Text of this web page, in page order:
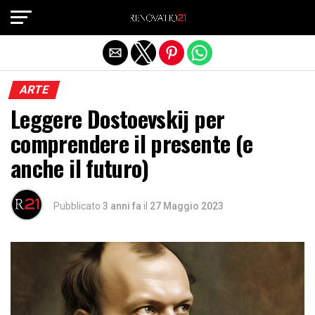
ARTE
Leggere Dostoevskij per
comprendere il presente (e
anche il futuro)
Pubblicato 3 anni fa il 27 Maggio 2023
Exit mobile version